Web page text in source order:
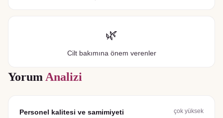
🌿
Cilt bakımına önem verenler
Yorum Analizi
Personel kalitesi ve samimiyeti çok yüksek